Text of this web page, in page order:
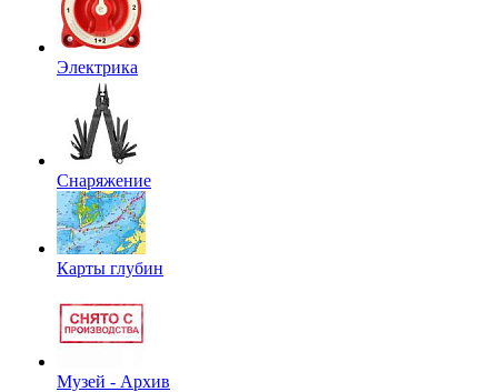
Электрика
Снаряжение
Карты глубин
Музей - Архив